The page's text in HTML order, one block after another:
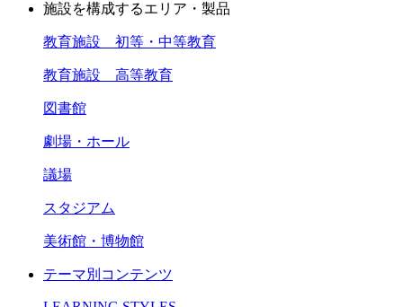
施設を構成するエリア・製品
教育施設 初等・中等教育
教育施設 高等教育
図書館
劇場・ホール
議場
スタジアム
美術館・博物館
テーマ別コンテンツ